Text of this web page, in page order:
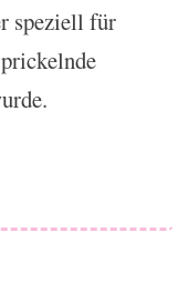
speziell für